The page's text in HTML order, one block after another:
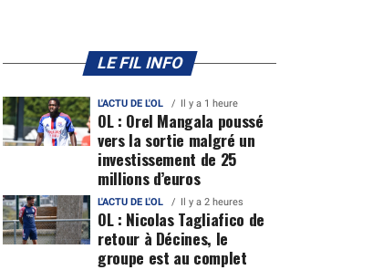
LE FIL INFO
L'ACTU DE L'OL Il y a 1 heure
OL : Orel Mangala poussé
vers la sortie malgré un
investissement de 25
millions d’euros
L'ACTU DE L'OL Il y a 2 heures
OL : Nicolas Tagliafico de
retour à Décines, le
groupe est au complet